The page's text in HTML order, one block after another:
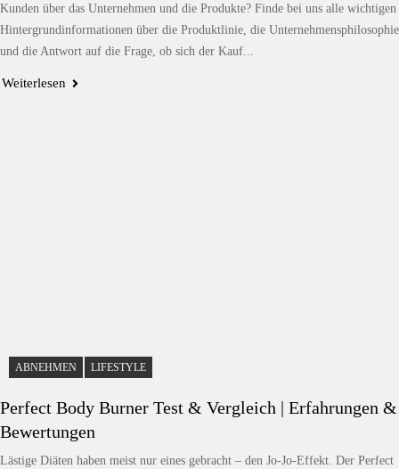
Kunden über das Unternehmen und die Produkte? Finde bei uns alle wichtigen
Hintergrundinformationen über die Produktlinie, die Unternehmensphilosophie
und die Antwort auf die Frage, ob sich der Kauf...
Weiterlesen
ABNEHMEN LIFESTYLE
Perfect Body Burner Test & Vergleich | Erfahrungen &
Bewertungen
Lästige Diäten haben meist nur eines gebracht – den Jo-Jo-Effekt. Der Perfect